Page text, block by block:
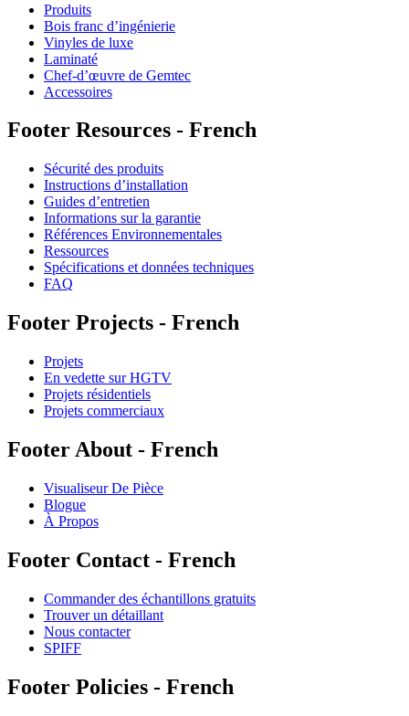
Produits
Bois franc d’ingénierie
Vinyles de luxe
Laminaté
Chef-d’œuvre de Gemtec
Accessoires
Footer Resources - French
Sécurité des produits
Instructions d’installation
Guides d’entretien
Informations sur la garantie
Références Environnementales
Ressources
Spécifications et données techniques
FAQ
Footer Projects - French
Projets
En vedette sur HGTV
Projets résidentiels
Projets commerciaux
Footer About - French
Visualiseur De Pièce
Blogue
À Propos
Footer Contact - French
Commander des échantillons gratuits
Trouver un détaillant
Nous contacter
SPIFF
Footer Policies - French